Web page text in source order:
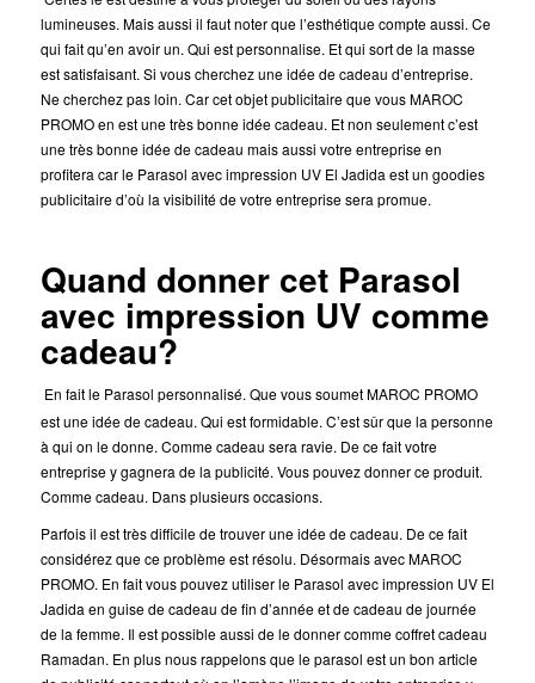
lumineuses. Mais aussi il faut noter que l’esthétique compte aussi. Ce
qui fait qu’en avoir un. Qui est personnalise. Et qui sort de la masse
est satisfaisant. Si vous cherchez une idée de cadeau d’entreprise.
Ne cherchez pas loin. Car cet objet publicitaireque vous MAROC
PROMO en est une très bonne idée cadeau. Et non seulement c’est
une très bonne idée de cadeau mais aussi votre entreprise en
profitera car le Parasol avec impression UV El Jadida est un goodies
publicitaire d’où la visibilité de votre entreprise sera promue.
Quand donner cet Parasol
avec impression UV comme
cadeau?
En fait le Parasol personnalisé. Que vous soumet MAROC PROMO
est une idée de cadeau. Qui est formidable. C’est sûr que la personne
à qui on le donne. Comme cadeau sera ravie. De ce fait votre
entreprise y gagnera de la publicité. Vous pouvez donner ce produit.
Comme cadeau. Dans plusieurs occasions.
Parfois il est très difficile de trouver une idée de cadeau. De ce fait
considérez que ce problème est résolu. Désormais avec MAROC
PROMO. En fait vous pouvez utiliser le Parasol avec impression UV El
Jadida en guise de cadeau de fin d’année et de cadeau de journée
de la femme. Il est possible aussi de le donner comme coffret cadeau
Ramadan. En plus nous rappelons que le parasol est un bon article